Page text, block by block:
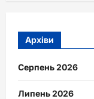
Архіви
Серпень 2026
Липень 2026